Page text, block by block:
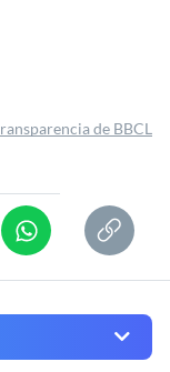
de BBCL